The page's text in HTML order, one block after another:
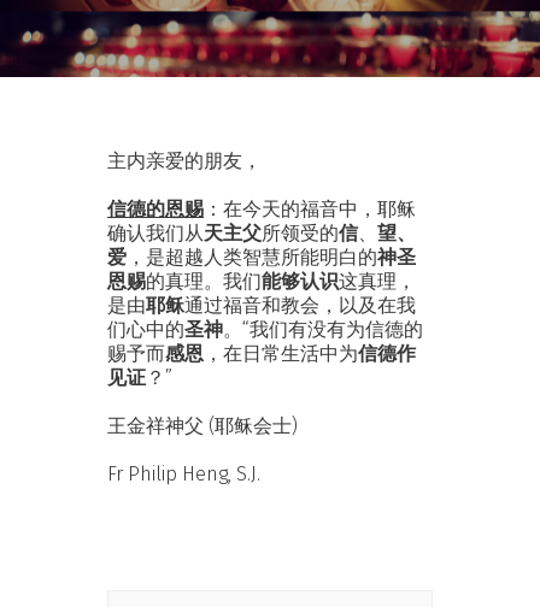
主内亲爱的朋友，
信德的恩赐 ：在今天的福音中，耶稣
确认我们从天主父所领受的信、 望、
爱 ，是超越人类智慧所能明白的神圣
恩赐的真理。我们能够认识这真理，
是由耶稣通过福音和教会，以及在我
们心中的圣神。“我们有没有为信德的
赐予而感恩 ，在日常生活中为信德作
见证 ？”
王金祥神父 (耶稣会士)
Fr Philip Heng, S.J.